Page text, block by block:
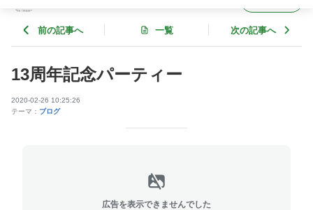
前の記事へ 一覧 次の記事へ
13周年記念パーティー
2020-02-26 10:25:26
テーマ： ブログ
広告を表示できませんでした